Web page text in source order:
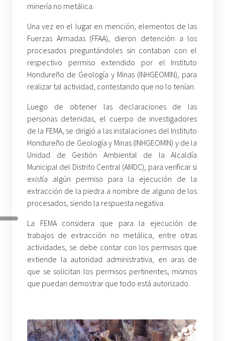
minería no metálica.
Una vez en el lugar en mención, elementos de las
Fuerzas Armadas (FFAA), dieron detención a los
procesados preguntándoles sin contaban con el
respectivo permiso extendido por el Instituto
Hondureño de Geología y Minas (INHGEOMIN), para
realizar tal actividad, contestando que no lo tenían.
Luego de obtener las declaraciones de las
personas detenidas, el cuerpo de investigadores
de la FEMA, se dirigió a las instalaciones del Instituto
Hondureño de Geología y Minas (INHGEOMIN) y de la
Unidad de Gestión Ambiental de la Alcaldía
Municipal del Distrito Central (AMDC), para verificar si
existía algún permiso para la ejecución de la
extracción de la piedra a nombre de alguno de los
procesados, siendo la respuesta negativa.
La FEMA considera que para la ejecución de
trabajos de extracción no metálica, entre otras
actividades, se debe contar con los permisos que
extiende la autoridad administrativa, en aras de
que se solicitan los permisos pertinentes, mismos
que puedan demostrar que todo está autorizado.